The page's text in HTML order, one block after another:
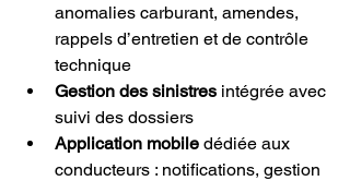
anomalies carburant, amendes,
rappels d’entretien et de contrôle
technique
Gestion des sinistres intégrée avec
suivi des dossiers
Application mobile dédiée aux
conducteurs : notifications, gestion